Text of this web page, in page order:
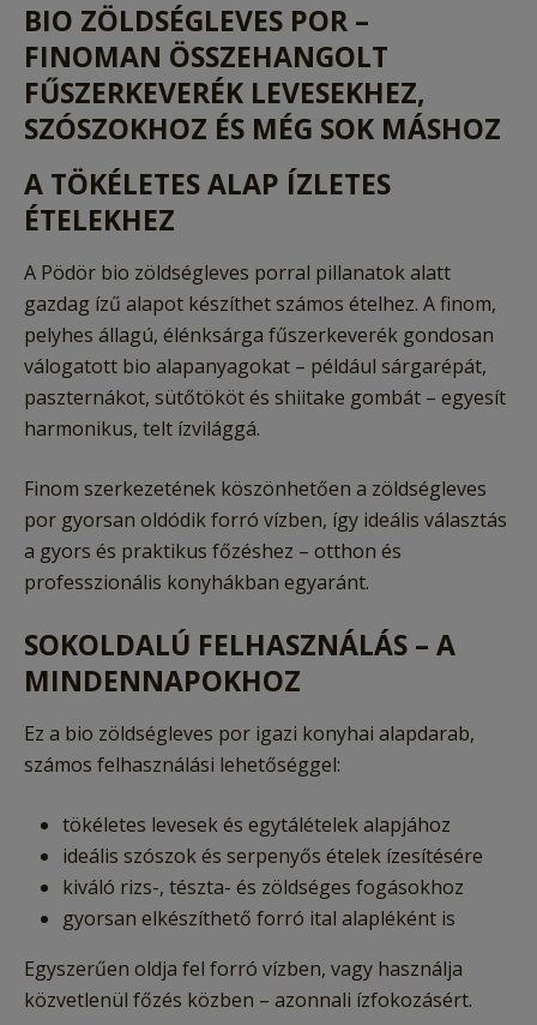
BIO ZÖLDSÉGLEVES POR –
FINOMAN ÖSSZEHANGOLT
FŰSZERKEVERÉK LEVESEKHEZ,
SZÓSZOKHOZ ÉS MÉG SOK MÁSHOZ
A TÖKÉLETES ALAP ÍZLETES
ÉTELEKHEZ
A Pödör bio zöldségleves porral pillanatok alatt
gazdag ízű alapot készíthet számos ételhez. A finom,
pelyhes állagú, élénksárga fűszerkeverék gondosan
válogatott bio alapanyagokat – például sárgarépát,
paszternákot, sütőtököt és shiitake gombát – egyesít
harmonikus, telt ízvilággá.
Finom szerkezetének köszönhetően a zöldségleves
por gyorsan oldódik forró vízben, így ideális választás
a gyors és praktikus főzéshez – otthon és
professzionális konyhákban egyaránt.
SOKOLDALÚ FELHASZNÁLÁS – A
MINDENNAPOKHOZ
Ez a bio zöldségleves por igazi konyhai alapdarab,
számos felhasználási lehetőséggel:
tökéletes levesek és egytálételek alapjához
ideális szószok és serpenyős ételek ízesítésére
kiváló rizs-, tészta- és zöldséges fogásokhoz
gyorsan elkészíthető forró ital alapléként is
Egyszerűen oldja fel forró vízben, vagy használja
közvetlenül főzés közben – azonnali ízfokozásért.